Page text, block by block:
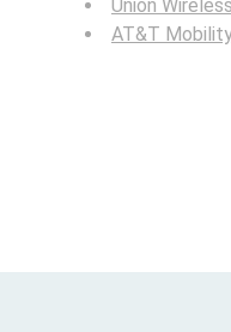
Union Wireless
AT&T